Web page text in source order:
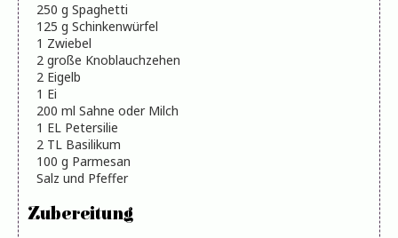
250 g Spaghetti
125 g Schinkenwürfel
1 Zwiebel
2 große Knoblauchzehen
2 Eigelb
1 Ei
200 ml Sahne oder Milch
1 EL Petersilie
2 TL Basilikum
100 g Parmesan
Salz und Pfeffer
Zubereitung